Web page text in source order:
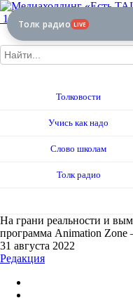
12+
Толковости
Учись как надо
Слово школам
Толк радио
На грани реальности и
программа Animation Zone
31 августа 2022
Редакция
Толк радио LIVE